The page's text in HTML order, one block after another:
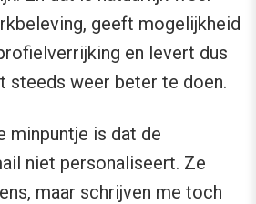
geeft mogelijkheid
en levert dus
steeds weer beter te doen.
minpuntje is dat de
niet personaliseert. Ze
maar schrijven me toch